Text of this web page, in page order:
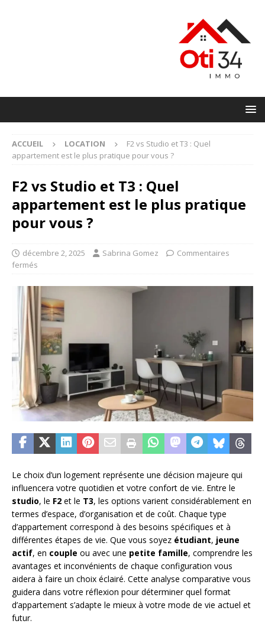
ACCUEIL LOCATION
F2 vs Studio et T3 : Quel
appartement est le plus pratique pour vous ?
F2 vs Studio et T3 : Quel
appartement est le plus pratique
pour vous ?
décembre 2, 2025 Sabrina Gomez
Commentaires
fermés
Le choix d’un logement représente une décision majeure qui
influencera votre quotidien et votre confort de vie. Entre le
studio, le F2 et le T3, les options varient considérablement en
termes d’espace, d’organisation et de coût. Chaque type
d’appartement correspond à des besoins spécifiques et à
différentes étapes de vie. Que vous soyez étudiant, jeune
actif, en couple ou avec une petite famille, comprendre les
avantages et inconvénients de chaque configuration vous
aidera à faire un choix éclairé. Cette analyse comparative vous
guidera dans votre réflexion pour déterminer quel format
d’appartement s’adapte le mieux à votre mode de vie actuel et
futur.